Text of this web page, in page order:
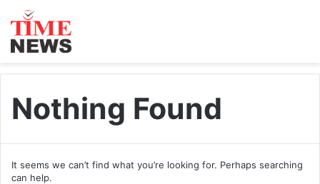
Nothing Found
It seems we can’t find what you’re looking for. Perhaps searching
can help.